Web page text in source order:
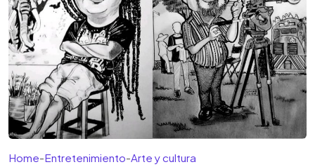
Home-Entretenimiento-Arte y cultura